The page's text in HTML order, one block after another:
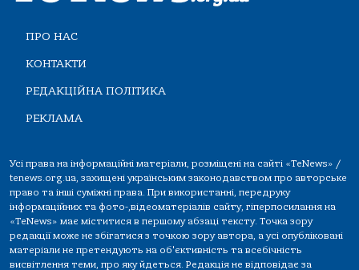
ПРО НАС
КОНТАКТИ
РЕДАКЦІЙНА ПОЛІТИКА
РЕКЛАМА
Усі права на інформаційні матеріали, розміщені на сайті «TeNews» /
tenews.org.ua, захищені українським законодавством про авторське
право та інші суміжні права. При використанні, передруку
інформаційних та фото-,відеоматеріалів сайту, гіперпосилання на
«TeNews» має міститися в першому абзаці тексту. Точка зору
редакції може не збігатися з точкою зору автора, а усі опубліковані
матеріали не претендують на об'єктивність та всебічність
висвітлення теми, про яку йдеться. Редакція не відповідає за